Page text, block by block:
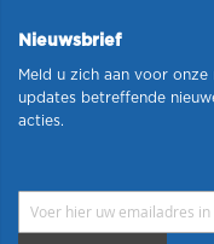
Nieuwsbrief
Meld u zich aan voor
updates betreffende
acties.